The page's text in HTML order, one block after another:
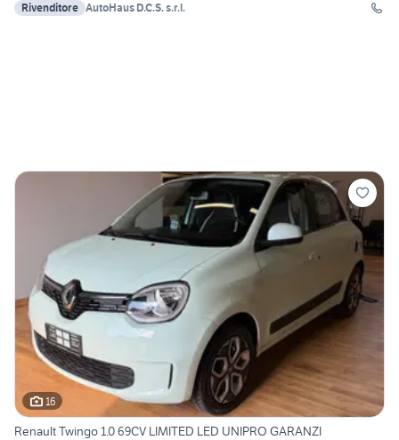
Rivenditore AutoHaus D.C.S. s.r.l.
16
Renault Twingo 1.0 69CV LIMITED LED UNIPRO GARANZI